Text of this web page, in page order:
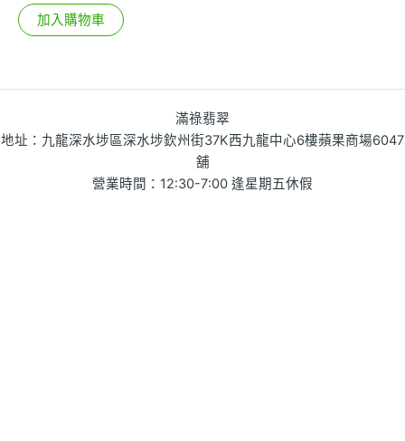
加入購物車
滿祿翡翠
地址：九龍深水埗區深水埗欽州街37K西九龍中心6樓蘋果商場6047
舖
營業時間：12:30-7:00 逢星期五休假